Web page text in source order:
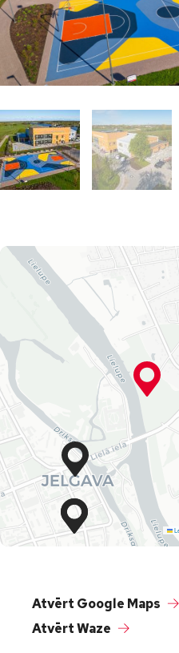
Atvērt Google Maps
Atvērt Waze